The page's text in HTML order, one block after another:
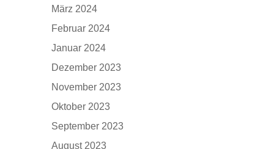
März 2024
Februar 2024
Januar 2024
Dezember 2023
November 2023
Oktober 2023
September 2023
August 2023